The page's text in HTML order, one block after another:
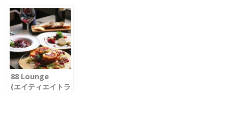
ックサイゴン）
トリップアドバイ
ザー上位の店
ベトナム家庭料理
に高級感を
88 Lounge
(エイティエイトラ